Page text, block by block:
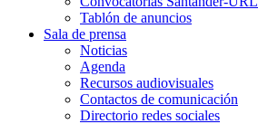
Tablón de anuncios
Sala de prensa
Noticias
Agenda
Recursos audiovisuales
Contactos de comunicación
Directorio redes sociales